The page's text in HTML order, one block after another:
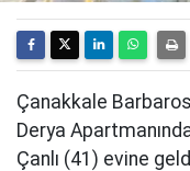
Çanakkale
Derya
Çanlı (41) evine